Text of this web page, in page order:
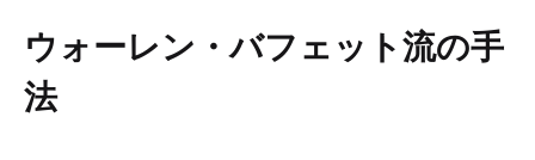
ウォーレン・バフェット流の手
法